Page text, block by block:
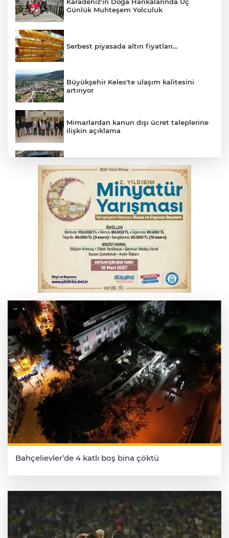
Günlük Muhteşem Yolculuk
Serbest piyasada altın fiyatları...
Büyükşehir Keles'te ulaşım kalitesini
artırıyor
Mimarlardan kanun dışı ücret taleplerine
ilişkin açıklama
Başkan Aydın: Tüm imkanları sunuyoruz
Başkan Dalgıç: Denizler halkındır
Bursa’da bugün hava nasıl olacak?
Bursa'da kontrolden çıkan araç orta
refüje çıktı
Bahçelievler’de 4 katlı boş bina çöktü